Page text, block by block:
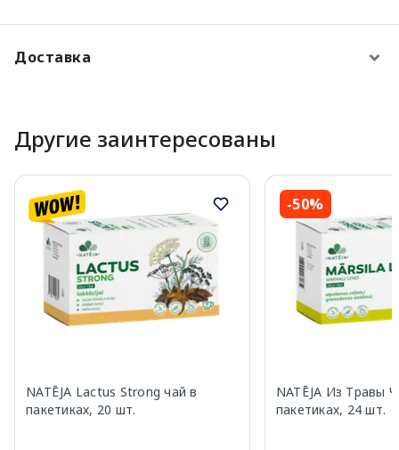
Доставка
Другие заинтересованы
NATĒJA Lactus Strong чай в
пакетиках, 20 шт.
-50%
NATĒJA Из Травы
пакетиках, 24 шт.